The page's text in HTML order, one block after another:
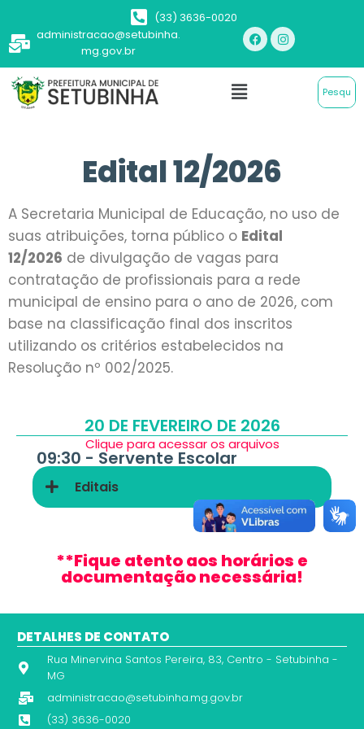
(33) 3636-0020
administracao@setubinha.
mg.gov.br
Edital 12/2026
A Secretaria Municipal de Educação, no uso de
suas atribuições, torna público o Edital
12/2026 de divulgação de vagas para
contratação de profissionais para a rede
municipal de ensino para o ano de 2026, com
base na classificação final dos inscritos
utilizando os critérios estabelecidos na
Resolução nº 002/2025.
20 DE FEVEREIRO DE 2026
Clique para acessar os arquivos
09:30 - Servente Escolar
Editais
**Fique atento aos horários e
documentação necessária!
DETALHES DE CONTATO
Rua Minervina Santos Pereira, 83, Centro - Setubinha -
MG
administracao@setubinha.mg.gov.br
(33) 3636-0020